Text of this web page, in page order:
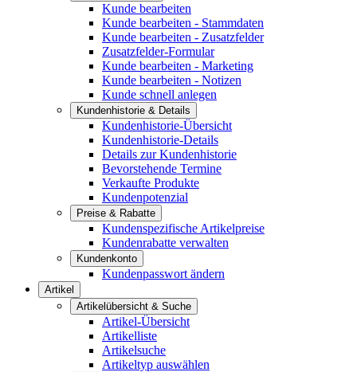
Kunde bearbeiten
Kunde bearbeiten - Stammdaten
Kunde bearbeiten - Zusatzfelder
Zusatzfelder-Formular
Kunde bearbeiten - Marketing
Kunde bearbeiten - Notizen
Kunde schnell anlegen
Kundenhistorie & Details
Kundenhistorie-Übersicht
Kundenhistorie-Details
Details zur Kundenhistorie
Bevorstehende Termine
Verkaufte Produkte
Kundenpotenzial
Preise & Rabatte
Kundenspezifische Artikelpreise
Kundenrabatte verwalten
Kundenkonto
Kundenpasswort ändern
Artikel
Artikelübersicht & Suche
Artikel-Übersicht
Artikelliste
Artikelsuche
Artikeltyp auswählen